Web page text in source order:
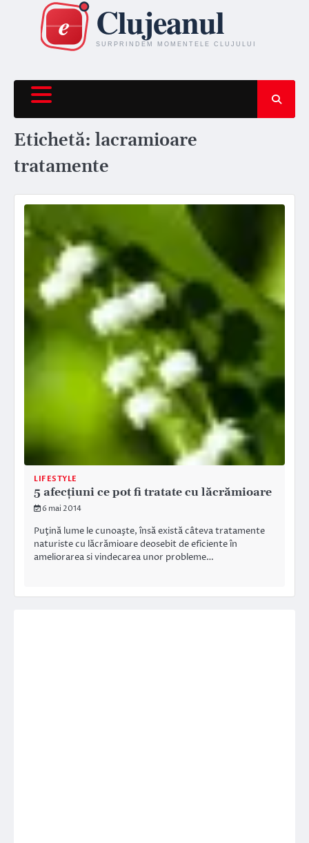
content
Etichetă: lacramioare
tratamente
LIFESTYLE
5 afecţiuni ce pot fi tratate cu lăcrămioare
6 mai 2014
Puţină lume le cunoaşte, însă există câteva tratamente
naturiste cu lăcrămioare deosebit de eficiente în
ameliorarea si vindecarea unor probleme…